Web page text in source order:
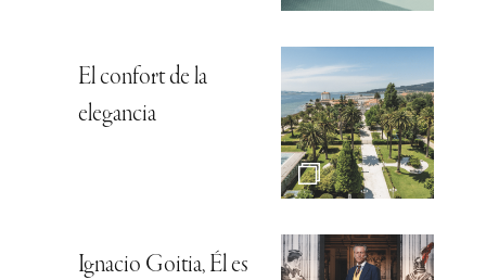
El confort de la
elegancia
Ignacio Goitia, Él es